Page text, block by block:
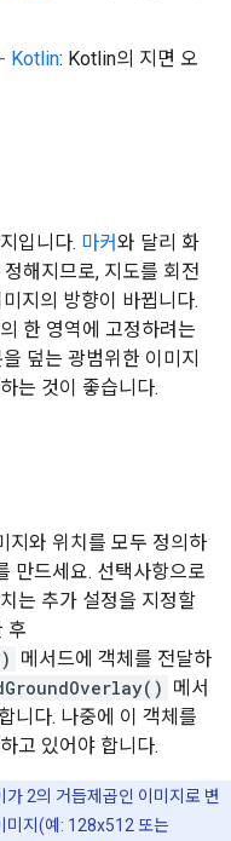
Kotlin: Kotlin의 지면 오
입니다. 마커와 달리 화
해지므로, 지도를 회전
지의 방향이 바뀝니다.
한 영역에 고정하려는
덮는 광범위한 이미지
는 것이 좋습니다.
지와 위치를 모두 정의하
만드세요. 선택사항으로
는 추가 설정을 지정할
후
메서드에 객체를 전달하
메서
니다. 나중에 이 객체를
고 있어야 합니다.
2의 거듭제곱인 이미지로 변
미지(예: 128x512 또는